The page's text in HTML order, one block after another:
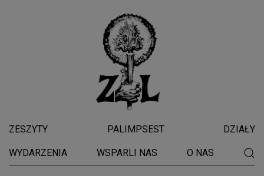
ZESZYTY PALIMPSEST DZIAŁY
WYDARZENIA WSPARLI NAS O NAS